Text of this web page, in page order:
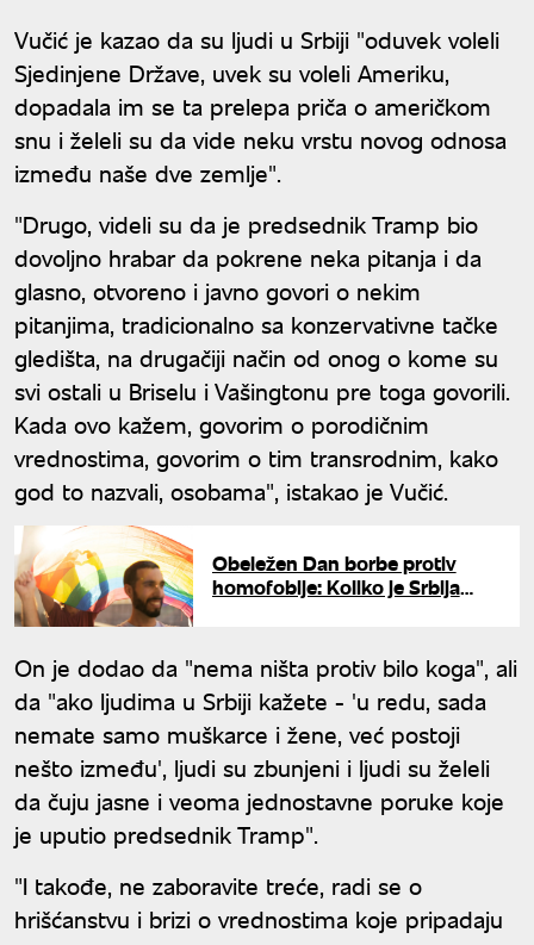
Vučić je kazao da su ljudi u Srbiji "oduvek voleli
Sjedinjene Države, uvek su voleli Ameriku,
dopadala im se ta prelepa priča o američkom
snu i želeli su da vide neku vrstu novog odnosa
između naše dve zemlje".
"Drugo, videli su da je predsednik Tramp bio
dovoljno hrabar da pokrene neka pitanja i da
glasno, otvoreno i javno govori o nekim
pitanjima, tradicionalno sa konzervativne tačke
gledišta, na drugačiji način od onog o kome su
svi ostali u Briselu i Vašingtonu pre toga govorili.
Kada ovo kažem, govorim o porodičnim
vrednostima, govorim o tim transrodnim, kako
god to nazvali, osobama", istakao je Vučić.
Obeležen Dan borbe protiv
homofobije: Koliko je Srbija
On je dodao da "nema ništa protiv bilo koga", ali
da "ako ljudima u Srbiji kažete - 'u redu, sada
nemate samo muškarce i žene, već postoji
nešto između', ljudi su zbunjeni i ljudi su želeli
da čuju jasne i veoma jednostavne poruke koje
je uputio predsednik Tramp".
"I takođe, ne zaboravite treće, radi se o
hrišćanstvu i brizi o vrednostima koje pripadaju